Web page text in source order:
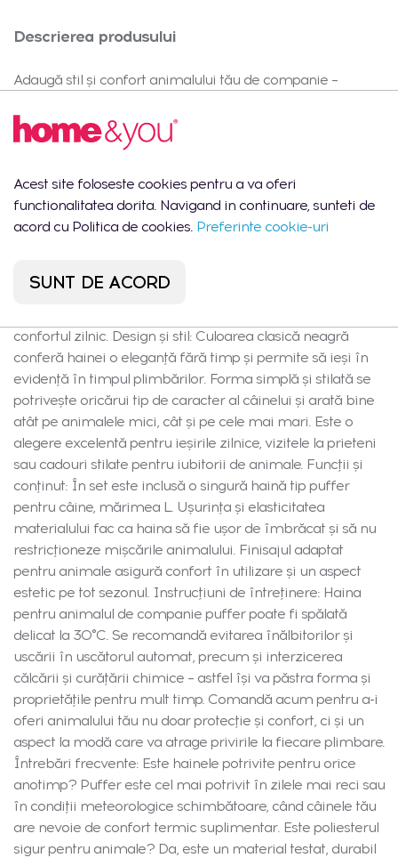
Descrierea produsului
Adaugă stil și confort animalului tău de companie –
Ideală pentru plimbările în zilele mai reci, haina ușoară și
practică (mărimea L: 45x40x58 cm) scoate în evidență
confort. Material și beneficii: Haina este confecționată din
poliester de înaltă calitate, fiind extrem de ușoară, moale
și plăcută la atingere, și ușor de întreținut. Datorită
Poliesterul nu absoarbe umezeala și își păstrează
confortul zilnic. Design și stil: Culoarea clasică neagră
conferă hainei o eleganță fără timp și permite să ieși în
evidență în timpul plimbărilor. Forma simplă și stilată se
potrivește oricărui tip de caracter al câinelui și arată bine
atât pe animalele mici, cât și pe cele mai mari. Este o
alegere excelentă pentru ieșirile zilnice, vizitele la prieteni
sau cadouri stilate pentru iubitorii de animale. Funcții și
conținut: În set este inclusă o singură haină tip puffer
pentru câine, mărimea L. Ușurința și elasticitatea
materialului fac ca haina să fie ușor de îmbrăcat și să nu
restricționeze mișcările animalului. Finisajul adaptat
pentru animale asigură confort în utilizare și un aspect
estetic pe tot sezonul. Instrucțiuni de întreținere: Haina
pentru animalul de companie puffer poate fi spălată
delicat la 30°C. Se recomandă evitarea înălbitorilor și
uscării în uscătorul automat, precum și interzicerea
călcării și curățării chimice – astfel își va păstra forma și
proprietățile pentru mult timp. Comandă acum pentru a-i
oferi animalului tău nu doar protecție și confort, ci și un
aspect la modă care va atrage privirile la fiecare plimbare.
Întrebări frecvente: Este hainele potrivite pentru orice
anotimp? Puffer este cel mai potrivit în zilele mai reci sau
în condiții meteorologice schimbătoare, când câinele tău
are nevoie de confort termic suplimentar. Este poliesterul
sigur pentru animale? Da, este un material testat, durabil
Acest site foloseste cookies pentru a va oferi
functionalitatea dorita. Navigand in continuare, sunteti de
acord cu Politica de cookies. Preferinte cookie-uri
SUNT DE ACORD